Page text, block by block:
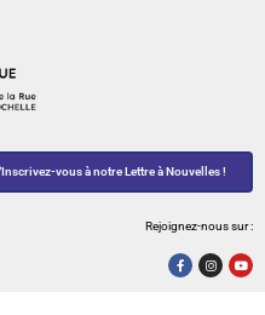
Inscrivez-vous à notre Lettre à Nouvelles !
Rejoignez-nous sur :